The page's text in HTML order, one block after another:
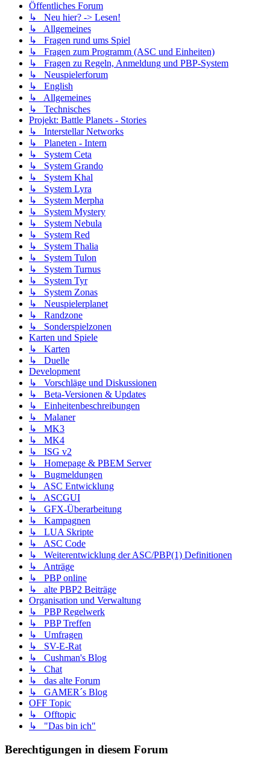
Öffentliches Forum
↳ Neu hier? -> Lesen!
↳ Allgemeines
↳ Fragen rund ums Spiel
↳ Fragen zum Programm (ASC und Einheiten)
↳ Fragen zu Regeln, Anmeldung und PBP-System
↳ Neuspielerforum
↳ English
↳ Allgemeines
↳ Technisches
Projekt: Battle Planets - Stories
↳ Interstellar Networks
↳ Planeten - Intern
↳ System Ceta
↳ System Grando
↳ System Khal
↳ System Lyra
↳ System Merpha
↳ System Mystery
↳ System Nebula
↳ System Red
↳ System Thalia
↳ System Tulon
↳ System Turnus
↳ System Tyr
↳ System Zonas
↳ Neuspielerplanet
↳ Randzone
↳ Sonderspielzonen
Karten und Spiele
↳ Karten
↳ Duelle
Development
↳ Vorschläge und Diskussionen
↳ Beta-Versionen & Updates
↳ Einheitenbeschreibungen
↳ Malaner
↳ MK3
↳ MK4
↳ ISG v2
↳ Homepage & PBEM Server
↳ Bugmeldungen
↳ ASC Entwicklung
↳ ASCGUI
↳ GFX-Überarbeitung
↳ Kampagnen
↳ LUA Skripte
↳ ASC Code
↳ Weiterentwicklung der ASC/PBP(1) Definitionen
↳ Anträge
↳ PBP online
↳ alte PBP2 Beiträge
Organisation und Verwaltung
↳ PBP Regelwerk
↳ PBP Treffen
↳ Umfragen
↳ SV-E-Rat
↳ Cushman's Blog
↳ Chat
↳ das alte Forum
↳ GAMER´s Blog
OFF Topic
↳ Offtopic
↳ "Das bin ich"
Berechtigungen in diesem Forum